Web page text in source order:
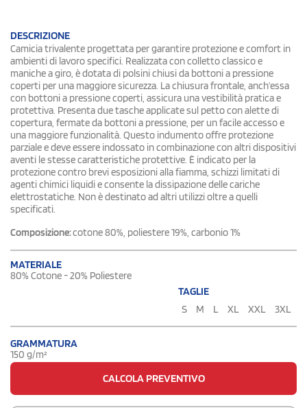
DESCRIZIONE
Camicia trivalente progettata per garantire protezione e comfort in
ambienti di lavoro specifici. Realizzata con colletto classico e
maniche a giro, è dotata di polsini chiusi da bottoni a pressione
coperti per una maggiore sicurezza. La chiusura frontale, anch’essa
con bottoni a pressione coperti, assicura una vestibilità pratica e
protettiva. Presenta due tasche applicate sul petto con alette di
copertura, fermate da bottoni a pressione, per un facile accesso e
una maggiore funzionalità. Questo indumento offre protezione
parziale e deve essere indossato in combinazione con altri dispositivi
aventi le stesse caratteristiche protettive. È indicato per la
protezione contro brevi esposizioni alla fiamma, schizzi limitati di
agenti chimici liquidi e consente la dissipazione delle cariche
elettrostatiche. Non è destinato ad altri utilizzi oltre a quelli
specificati.
Composizione:cotone 80%, poliestere 19%, carbonio 1%
MATERIALE
80% Cotone - 20% Poliestere
TAGLIE
S
M L XL XXL 3XL
GRAMMATURA
150 g/m²
CALCOLA PREVENTIVO